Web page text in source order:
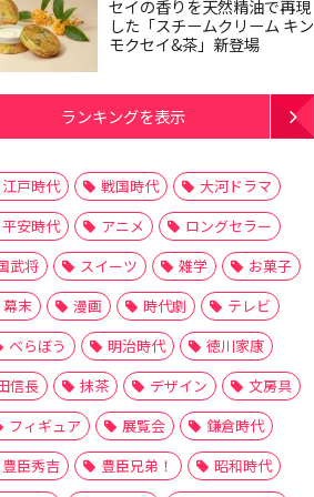
セイの香りを天然精油で再現
した「スチームクリーム キン
モクセイ&茶」新登場
ランキングを表示
江戸時代 戦国時代
大河ドラマ
平安時代
アニメ
ロングセラー
武将
スイーツ 雑学
お菓子
幕末
漫画 時代劇
テレビ
べらぼう
明治時代
徳川家康
信長
抹茶 デザイン
文房具
フィギュア
展覧会
鎌倉時代
豊臣秀吉
豊臣兄弟！
昭和時代